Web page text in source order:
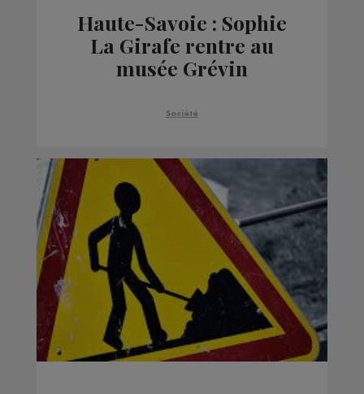
Haute-Savoie : Sophie
La Girafe rentre au
musée Grévin
Société